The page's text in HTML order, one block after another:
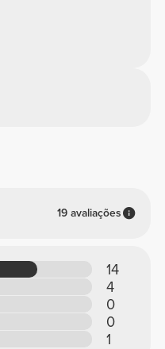
19 avaliações
14
4
0
0
1